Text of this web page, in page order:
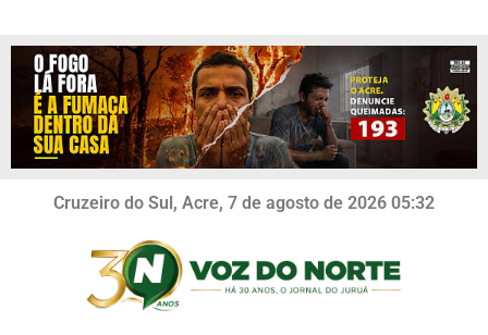
Cruzeiro do Sul, Acre, 7 de agosto de 2026 05:32